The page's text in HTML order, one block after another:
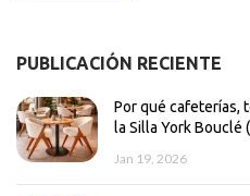
PUBLICACIÓN RECIENTE
Por qué cafeterías,
la Silla York Bouclé
Jan 19, 2026